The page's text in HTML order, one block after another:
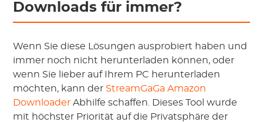
Downloads für immer?
Wenn Sie diese Lösungen ausprobiert haben und
immer noch nicht herunterladen können, oder
wenn Sie lieber auf Ihrem PC herunterladen
möchten, kann der StreamGaGa Amazon
Downloader Abhilfe schaffen. Dieses Tool wurde
mit höchster Priorität auf die Privatsphäre der